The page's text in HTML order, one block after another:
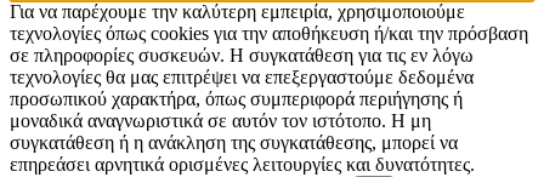
Για να παρέχουμε την καλύτερη εμπειρία, χρησιμοποιούμε
τεχνολογίες όπως cookies για την αποθήκευση ή/και την πρόσβαση
σε πληροφορίες συσκευών. Η συγκατάθεση για τις εν λόγω
τεχνολογίες θα μας επιτρέψει να επεξεργαστούμε δεδομένα
προσωπικού χαρακτήρα, όπως συμπεριφορά περιήγησης ή
μοναδικά αναγνωριστικά σε αυτόν τον ιστότοπο. Η μη
συγκατάθεση ή η ανάκληση της συγκατάθεσης, μπορεί να
επηρεάσει αρνητικά ορισμένες λειτουργίες και δυνατότητες.